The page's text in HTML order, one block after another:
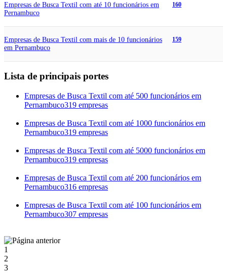
Empresas de Busca Textil com até 10 funcionários em
Pernambuco
160
Empresas de Busca Textil com mais de 10 funcionários
em Pernambuco
159
Lista de principais portes
Empresas de Busca Textil com até 500 funcionários em
Pernambuco319 empresas
Empresas de Busca Textil com até 1000 funcionários em
Pernambuco319 empresas
Empresas de Busca Textil com até 5000 funcionários em
Pernambuco319 empresas
Empresas de Busca Textil com até 200 funcionários em
Pernambuco316 empresas
Empresas de Busca Textil com até 100 funcionários em
Pernambuco307 empresas
1
2
3